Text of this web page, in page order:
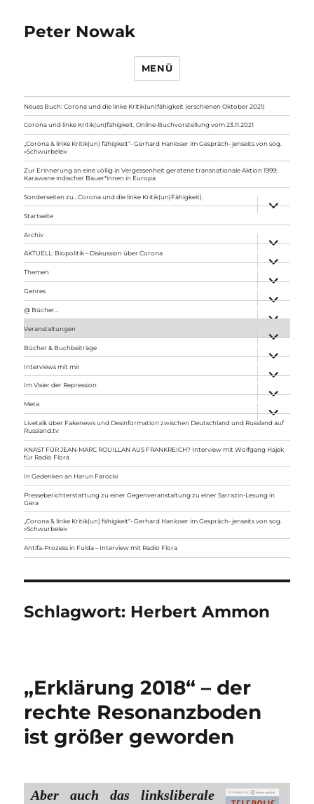
Peter Nowak
MENÜ
Neues Buch: Corona und die linke Kritik(un)fähigkeit (erschienen Oktober 2021)
Corona und linke Kritik(un)fähigkeit. Online-Buchvorstellung vom 23.11.2021
„Corona & linke Kritik(un) fähigkeit“- Gerhard Hanloser im Gespräch- jenseits von sog.
»Schwurbelei«
Zur Erinnerung an eine völlig in Vergessenheit geratene transnationale Aktion 1999:
Karawane indischer Bauer*innen in Europa
Sonderseiten zu…Corona und die linke Kritik(un)Fähigkeit).
anzeigen
Startseite
Archiv
anzeigen
AKTUELL: Biopolitik – Diskussion über Corona
anzeigen
Themen
anzeigen
Genres
anzeigen
@ Bücher…
Veranstaltungen
anzeigen
Bücher & Buchbeiträge
anzeigen
Interviews mit mir
anzeigen
Im Visier der Repression
anzeigen
Meta
anzeigen
Livetalk über Fakenews und Desinformation zwischen Deutschland und Russland auf
Russland.tv
KNAST FÜR JEAN-MARC ROUILLAN AUS FRANKREICH? Interview mit Wolfgang Hajek
für Radio Flora
In Gedenken an Harun Farocki
Presseberichterstattung zu einer Gegenveranstaltung zu einer Sarrazin-Lesung in
Gera
„Corona & linke Kritik(un) fähigkeit“- Gerhard Hanloser im Gespräch- jenseits von sog.
»Schwurbelei«
Antifa-Prozess in Fulda – Interview mit Radio Flora
Schlagwort: Herbert Ammon
„Erklärung 2018“ – der
rechte Resonanzboden
ist größer geworden
Aber auch das linksliberale